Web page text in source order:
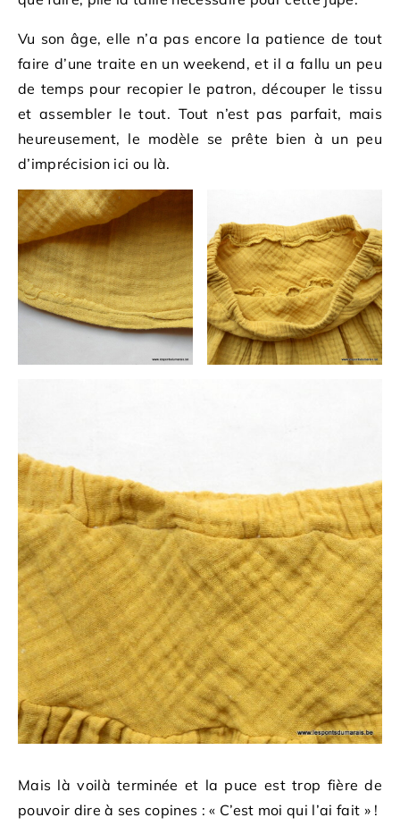
Vu son âge, elle n’a pas encore la patience de tout
faire d’une traite en un weekend, et il a fallu un peu
de temps pour recopier le patron, découper le tissu
et assembler le tout. Tout n’est pas parfait, mais
heureusement, le modèle se prête bien à un peu
d’imprécision ici ou là.
Mais là voilà terminée et la puce est trop fière de
pouvoir dire à ses copines : « C’est moi qui l’ai fait » !